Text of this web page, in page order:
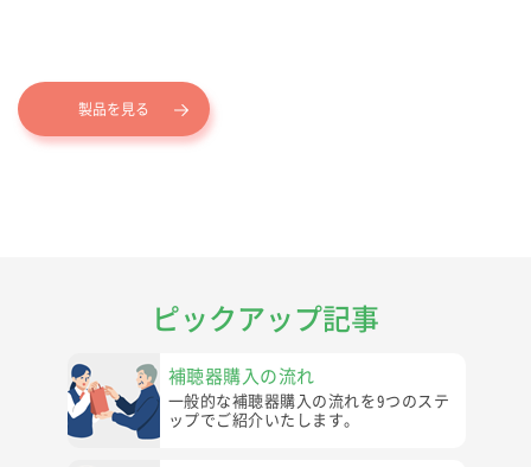
製品を見る
ピックアップ記事
補聴器購入の流れ
一般的な補聴器購入の流れを9つのステ
ップでご紹介いたします。